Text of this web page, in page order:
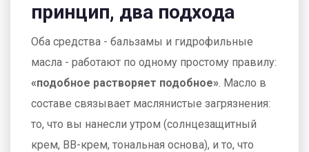
принцип, два подхода
Оба средства - бальзамы и гидрофильные
масла - работают по одному простому правилу:
«подобное растворяет подобное». Масло в
составе связывает маслянистые загрязнения:
то, что вы нанесли утром (солнцезащитный
крем, BB-крем, тональная основа), и то, что